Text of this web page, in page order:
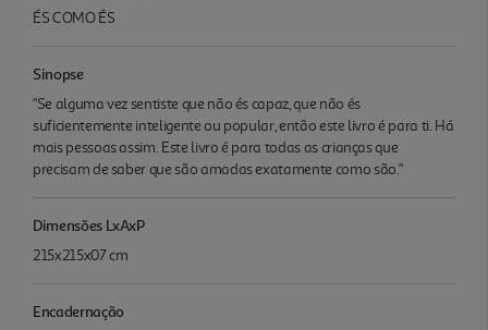
ÉS COMO ÉS
Sinopse
"Se alguma vez sentiste que não és capaz, que não és
suficientemente inteligente ou popular, então este livro é para ti. Há
mais pessoas assim. Este livro é para todas as crianças que
precisam de saber que são amadas exatamente como são."
Dimensões LxAxP
215x215x07 cm
Encadernação